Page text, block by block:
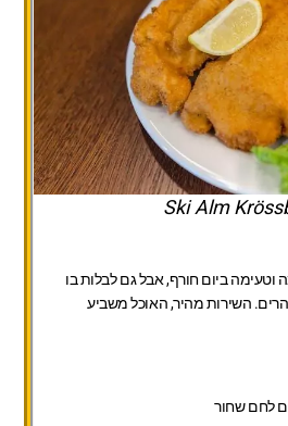
Ski Alm
ביום חורף, אבל גם לבלות בו
השירות מהיר, האוכל משביע
לחם שחור